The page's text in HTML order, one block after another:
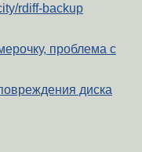
rdiff-backup
проблема с
диска